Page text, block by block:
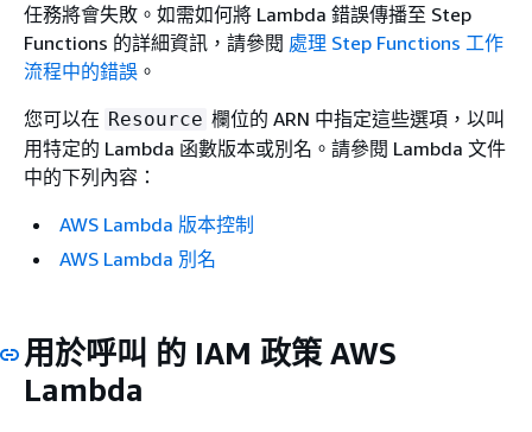
任務將會失敗。如需如何將 Lambda 錯誤傳播至 Step
Functions 的詳細資訊，請參閱 處理 Step Functions 工作
流程中的錯誤 。
您可以在 Resource 欄位的 ARN 中指定這些選項，以叫
用特定的 Lambda 函數版本或別名。請參閱 Lambda 文件
中的下列內容：
AWS Lambda 版本控制
AWS Lambda 別名
用於呼叫 的 IAM 政策 AWS
Lambda